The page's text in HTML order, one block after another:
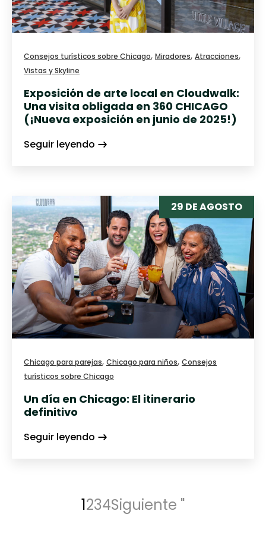
Consejos turísticos sobre Chicago, Miradores, Atracciones,
Vistas y Skyline
Exposición de arte local en Cloudwalk:
Una visita obligada en 360 CHICAGO
(¡Nueva exposición en junio de 2025!)
Seguir leyendo
29 DE AGOSTO
Chicago para parejas, Chicago para niños, Consejos
turísticos sobre Chicago
Un día en Chicago: El itinerario
definitivo
Seguir leyendo
1234Siguiente "